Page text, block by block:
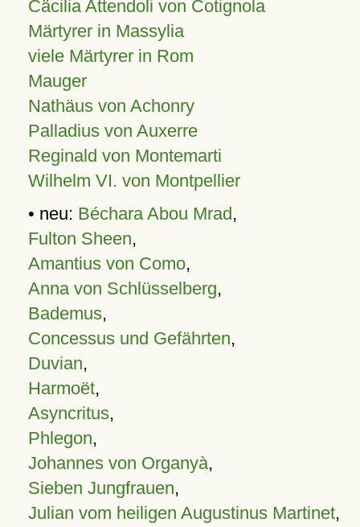
Cäcilia Attendoli von Cotignola
Märtyrer in Massylia
viele Märtyrer in Rom
Mauger
Nathäus von Achonry
Palladius von Auxerre
Reginald von Montemarti
Wilhelm VI. von Montpellier
• neu: Béchara Abou Mrad,
Fulton Sheen,
Amantius von Como,
Anna von Schlüsselberg,
Bademus,
Concessus und Gefährten,
Duvian,
Harmoët,
Asyncritus,
Phlegon,
Johannes von Organyà,
Sieben Jungfrauen,
Julian vom heiligen Augustinus Martinet,